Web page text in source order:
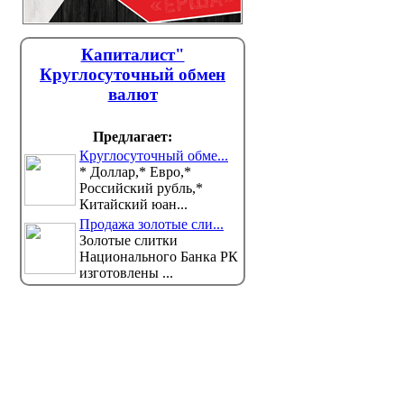
Капиталист"
Круглосуточный обмен
валют
Предлагает:
Круглосуточный обме...
* Доллар,* Евро,*
Российский рубль,*
Китайский юан...
Продажа золотые сли...
Золотые слитки
Национального Банка РК
изготовлены ...